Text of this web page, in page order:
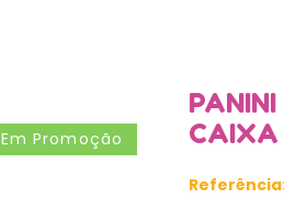
Em Promoção
CAIXA